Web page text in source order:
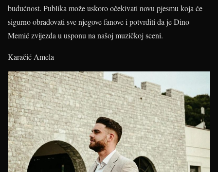
budućnost. Publika može uskoro očekivati novu pjesmu koja će
sigurno obradovati sve njegove fanove i potvrditi da je Dino
Memić zvijezda u usponu na našoj muzičkoj sceni.
Karačić Amela